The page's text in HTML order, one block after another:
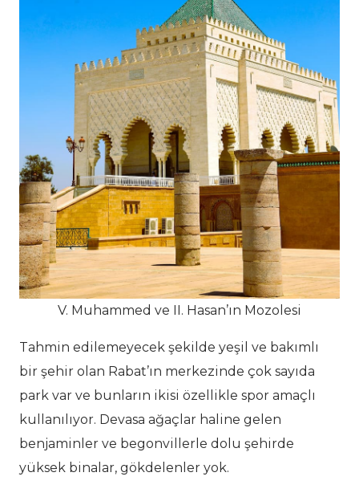
V. Muhammed ve II. Hasan’ın Mozolesi
Tahmin edilemeyecek şekilde yeşil ve bakımlı
bir şehir olan Rabat’ın merkezinde çok sayıda
park var ve bunların ikisi özellikle spor amaçlı
kullanılıyor. Devasa ağaçlar haline gelen
benjaminler ve begonvillerle dolu şehirde
yüksek binalar, gökdelenler yok.